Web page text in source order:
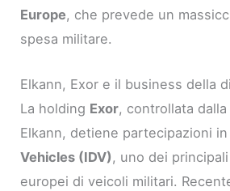
Europe, che prevede un
spesa militare.
Elkann, Exor e il business della
La holding Exor, controllata
Elkann, detiene partecipazioni in
Vehicles (IDV), uno dei
europei di veicoli militari.